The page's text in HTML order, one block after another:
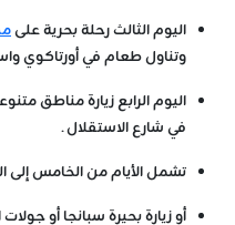
اليوم الثالث رحلة بحرية على
وتناول طعام في أورتاكوي
اليوم الرابع زيارة مناطق
في شارع الاستقلال .
تشمل الأيام من الخامس إلى
أو زيارة بحيرة سبانجا أو